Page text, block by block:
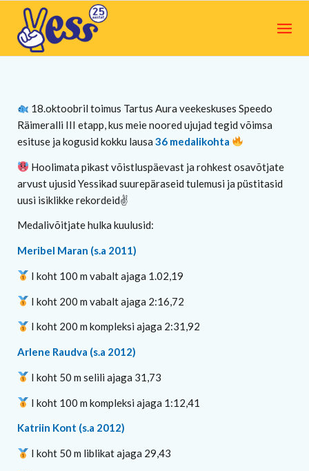
18.oktoobril toimus Tartus Aura veekeskuses Speedo
Räimeralli III etapp, kus meie noored ujujad tegid võimsa
esituse ja kogusid kokku lausa 36 medalikohta
Hoolimata pikast võistluspäevast ja rohkest osavõtjate
arvust ujusid Yessikad suurepäraseid tulemusi ja püstitasid
uusi isiklikke rekordeid✌️
Medalivõitjate hulka kuulusid:
Meribel Maran (s.a 2011)
I koht 100 m vabalt ajaga 1.02,19
I koht 200 m vabalt ajaga 2:16,72
I koht 200 m kompleksi ajaga 2:31,92
Arlene Raudva (s.a 2012)
I koht 50 m selili ajaga 31,73
I koht 100 m kompleksi ajaga 1:12,41
Katriin Kont (s.a 2012)
I koht 50 m liblikat ajaga 29,43